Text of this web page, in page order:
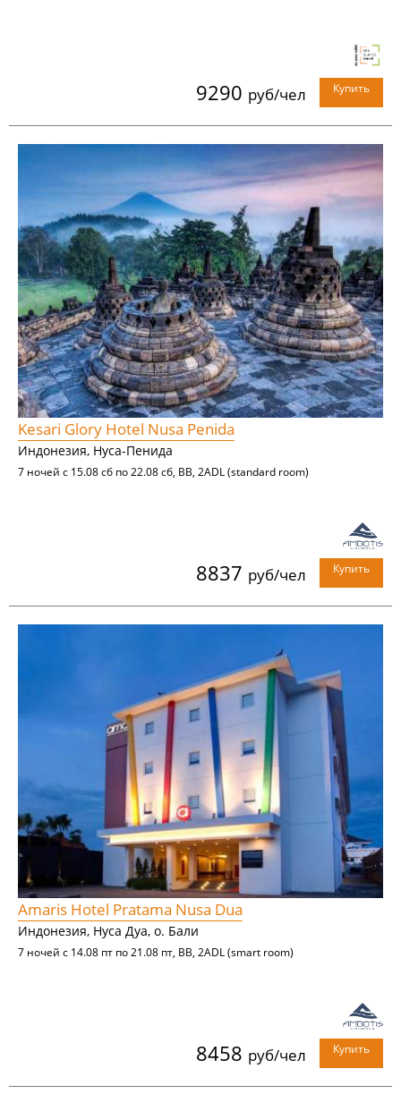
9290 руб/чел Купить
Kesari Glory Hotel Nusa Penida
Индонезия, Нуса-Пенида
7 ночей с 15.08 сб по 22.08 сб, BB, 2ADL (standard room)
8837 руб/чел Купить
Amaris Hotel Pratama Nusa Dua
Индонезия, Нуса Дуа, о. Бали
7 ночей с 14.08 пт по 21.08 пт, BB, 2ADL (smart room)
8458 руб/чел Купить